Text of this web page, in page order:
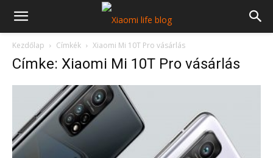
Kezdőlap Címkék Xiaomi Mi 10T Pro vásárlás
Címke: Xiaomi Mi 10T Pro vásárlás